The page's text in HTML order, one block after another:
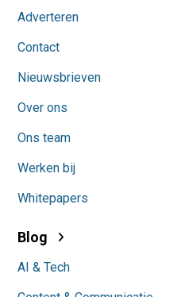
Adverteren
Contact
Nieuwsbrieven
Over ons
Ons team
Werken bij
Whitepapers
Blog
AI & Tech